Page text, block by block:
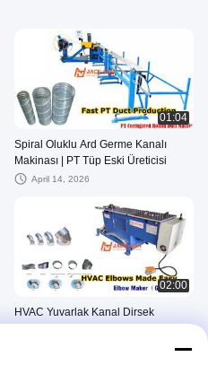
01:04
Spiral Oluklu Ard Germe Kanalı
Makinası | PT Tüp Eski Üreticisi
April 14, 2026
02:00
HVAC Yuvarlak Kanal Dirsek